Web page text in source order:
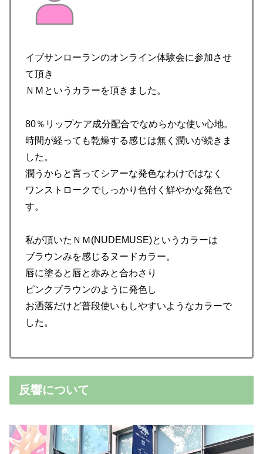
イブサンローランのオンライン体験会に参加させ
て頂き
ＮＭというカラーを頂きました。
80％リップケア成分配合でなめらかな使い心地。
時間が経っても乾燥する感じは無く潤いが続きま
した。
潤うからと言ってシアーな発色なわけではなく
ワンストロークでしっかり色付く鮮やかな発色で
す。
私が頂いたＮＭ(NUDEMUSE)というカラーは
ブラウンみを感じるヌードカラー。
唇に塗ると唇と赤みと合わさり
ピンクブラウンのように発色し
お洒落だけど普段使いもしやすいようなカラーで
した。
反響について